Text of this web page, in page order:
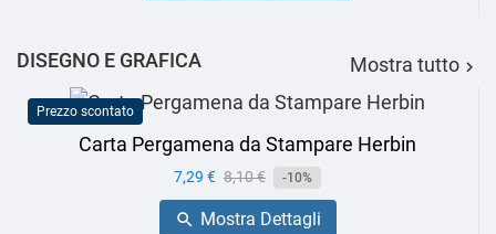
DISEGNO E GRAFICA Mostra tutto 
Prezzo scontato
Carta Pergamena da Stampare Herbin
Prezzo
7,29 € Prezzo
base
8,10 € -10%
 Mostra Dettagli